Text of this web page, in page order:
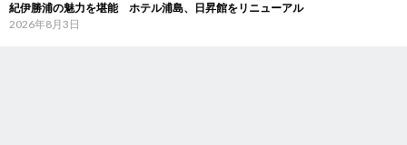
紀伊勝浦の魅力を堪能 ホテル浦島、日昇館をリニューアル
2026年8月3日